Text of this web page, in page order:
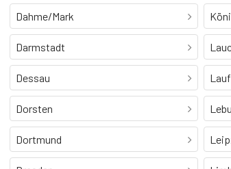
Dahme/Mark
Darmstadt
Dessau
Dorsten
Dortmund